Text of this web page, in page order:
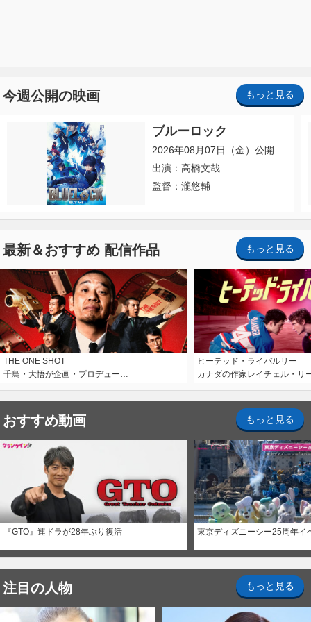
今週公開の映画 もっと見る
ブルーロック
2026年08月07日（金）公開
出演：高橋文哉
監督：瀧悠輔
最新＆おすすめ 配信作品 もっと見る
THE ONE SHOT
千鳥・大悟が企画・プロデュー…
ヒーテッド・ライバルリー
カナダの作家レイチェル・リ
おすすめ動画 もっと見る
『GTO』連ドラが28年ぶり復活 東京ディズニーシー25周年イ
注目の人物 もっと見る